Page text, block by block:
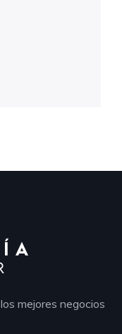
mejores negocios